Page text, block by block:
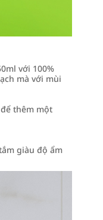
với 100%
mà với mùi
thêm một
giàu độ ẩm